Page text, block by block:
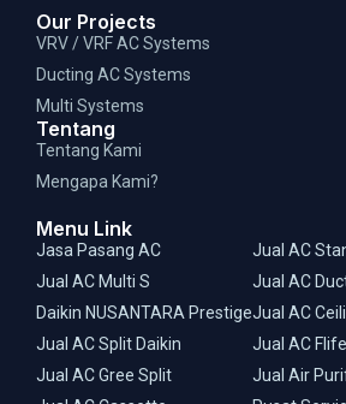
Our Projects
VRV / VRF AC Systems
Ducting AC Systems
Multi Systems
Tentang
Tentang Kami
Mengapa Kami?
Menu Link
Jasa Pasang AC
Jual AC Multi S
Daikin NUSANTARA Prestige
Jual AC Split Daikin
Jual AC Gree Split
Jual AC
Jual AC
Jual AC
Jual AC
Jual Air